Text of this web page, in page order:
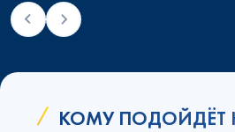
КОМУ ПОДОЙДЁТ